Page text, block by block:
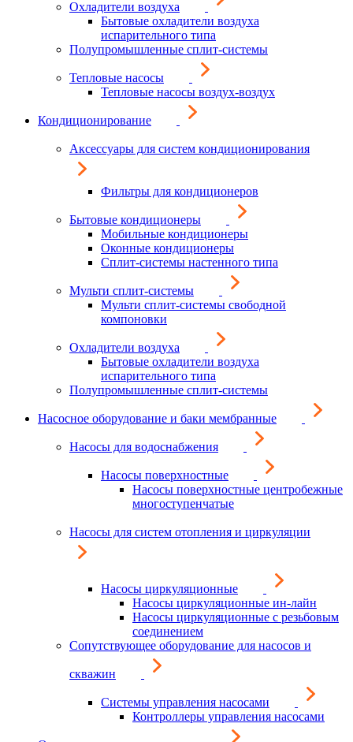
Охладители воздуха
Бытовые охладители воздуха
испарительного типа
Полупромышленные сплит-системы
Тепловые насосы
Тепловые насосы воздух-воздух
Кондиционирование
Аксессуары для систем кондиционирования
Фильтры для кондиционеров
Бытовые кондиционеры
Мобильные кондиционеры
Оконные кондиционеры
Сплит-системы настенного типа
Мульти сплит-системы
Мульти сплит-системы свободной
компоновки
Охладители воздуха
Бытовые охладители воздуха
испарительного типа
Полупромышленные сплит-системы
Насосное оборудование и баки мембранные
Насосы для водоснабжения
Насосы поверхностные
Насосы поверхностные центробежные
многоступенчатые
Насосы для систем отопления и циркуляции
Насосы циркуляционные
Насосы циркуляционные ин-лайн
Насосы циркуляционные с резьбовым
соединением
Сопутствующее оборудование для насосов и
скважин
Системы управления насосами
Контроллеры управления насосами